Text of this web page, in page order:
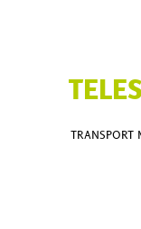
TRANSPORT